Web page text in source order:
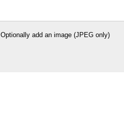
Optionally add an image (JPEG only)